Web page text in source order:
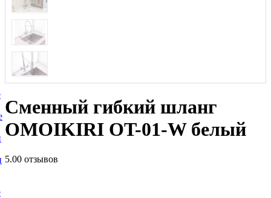
Сменный гибкий шланг
OMOIKIRI OT-01-W белый
5.00 отзывов